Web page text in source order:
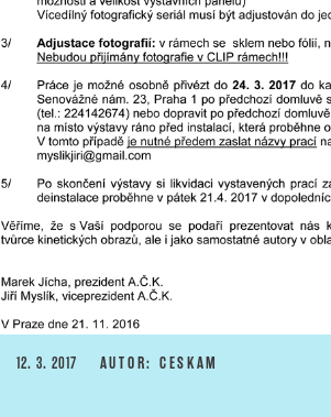
PUBLIKOVÁNO
12. 3. 2017 AUTOR: CESKAM